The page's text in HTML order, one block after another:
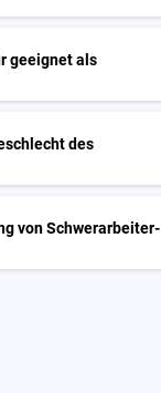
geeignet als
des
von Schwerarbeiter-